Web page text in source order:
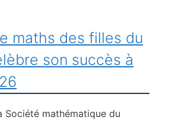
maths des filles du
son succès à
Société mathématique du